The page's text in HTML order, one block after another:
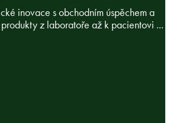
inovace s obchodním úspěchem a
z laboratoře až k pacientovi ...